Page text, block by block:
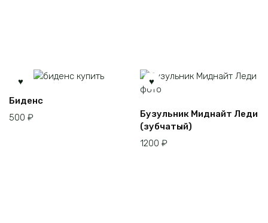
Биденс
500 ₽
товар
Бузульник Миднайт Леди
(зубчатый)
1200 ₽